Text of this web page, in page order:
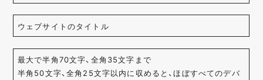
ウェブサイトのタイトル
最大で半角70文字、全角35文字まで
半角50文字、全角25文字以内に収めると、ほぼすべてのデバ